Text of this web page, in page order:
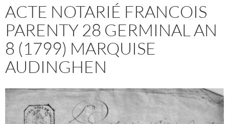
ACTE NOTARIÉ FRANCOIS
PARENTY 28 GERMINAL AN
8 (1799) MARQUISE
AUDINGHEN